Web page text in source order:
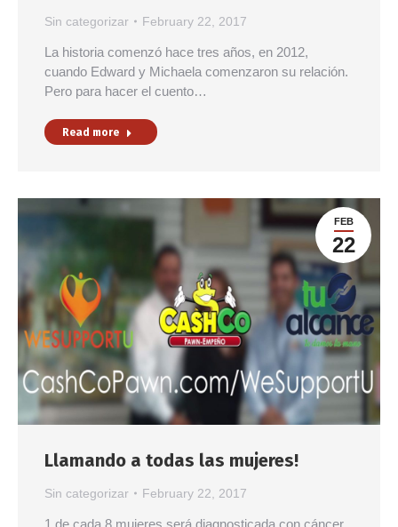
Sin categorizar February 22, 2017
La historia comenzó hace tres años, en 2012,
cuando Edward y Michaela comenzaron su relación.
Pero para hacer el cuento…
Read more
FEB
22
Llamando a todas las mujeres!
Sin categorizar February 22, 2017
1 de cada 8 mujeres será diagnosticada con cáncer